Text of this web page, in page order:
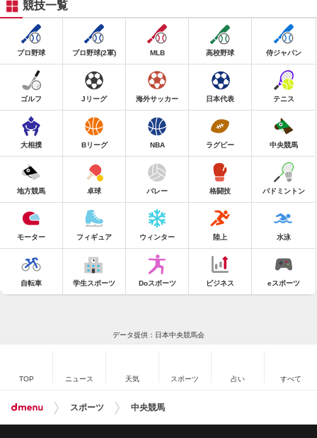
競技一覧
プロ野球 プロ野球(2軍) MLB 高校野球 侍ジャパン
ゴルフ Jリーグ 海外サッカー 日本代表 テニス
大相撲 Bリーグ NBA ラグビー 中央競馬
地方競馬 卓球 バレー 格闘技 バドミントン
モーター フィギュア ウィンター 陸上 水泳
自転車 学生スポーツ Doスポーツ ビジネス eスポーツ
データ提供：日本中央競馬会
TOP ニュース 天気 スポーツ 占い すべて
スポーツ 中央競馬